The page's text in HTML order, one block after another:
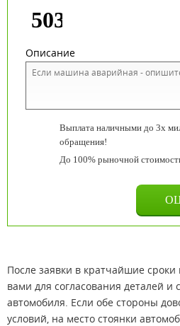
Описание
Выплата наличными до 3х
обращения!
До 100% рыночной
После заявки в кратчайшие
вами для согласования деталей и
автомобиля. Если обе стороны
условий, на место стоянки